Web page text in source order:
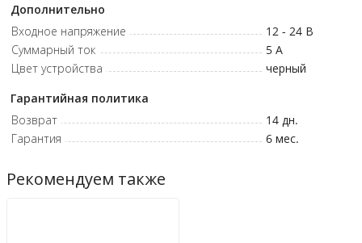
Дополнительно
Входное напряжение
12 - 24 В
Суммарный ток
5 A
Цвет устройства
черный
Гарантийная политика
Возврат
14 дн.
Гарантия
6 мес.
Рекомендуем также